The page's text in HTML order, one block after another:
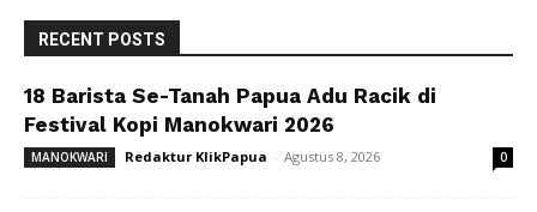
RECENT POSTS
18 Barista Se-Tanah Papua Adu Racik di
Festival Kopi Manokwari 2026
MANOKWARI Redaktur KlikPapua - Agustus 8, 2026 0